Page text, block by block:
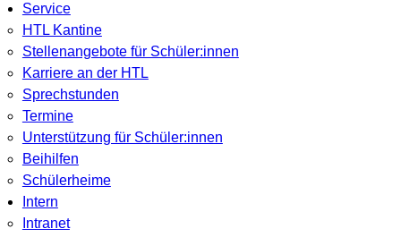
Service
HTL Kantine
Stellenangebote für Schüler:innen
Karriere an der HTL
Sprechstunden
Termine
Unterstützung für Schüler:innen
Beihilfen
Schülerheime
Intern
Intranet